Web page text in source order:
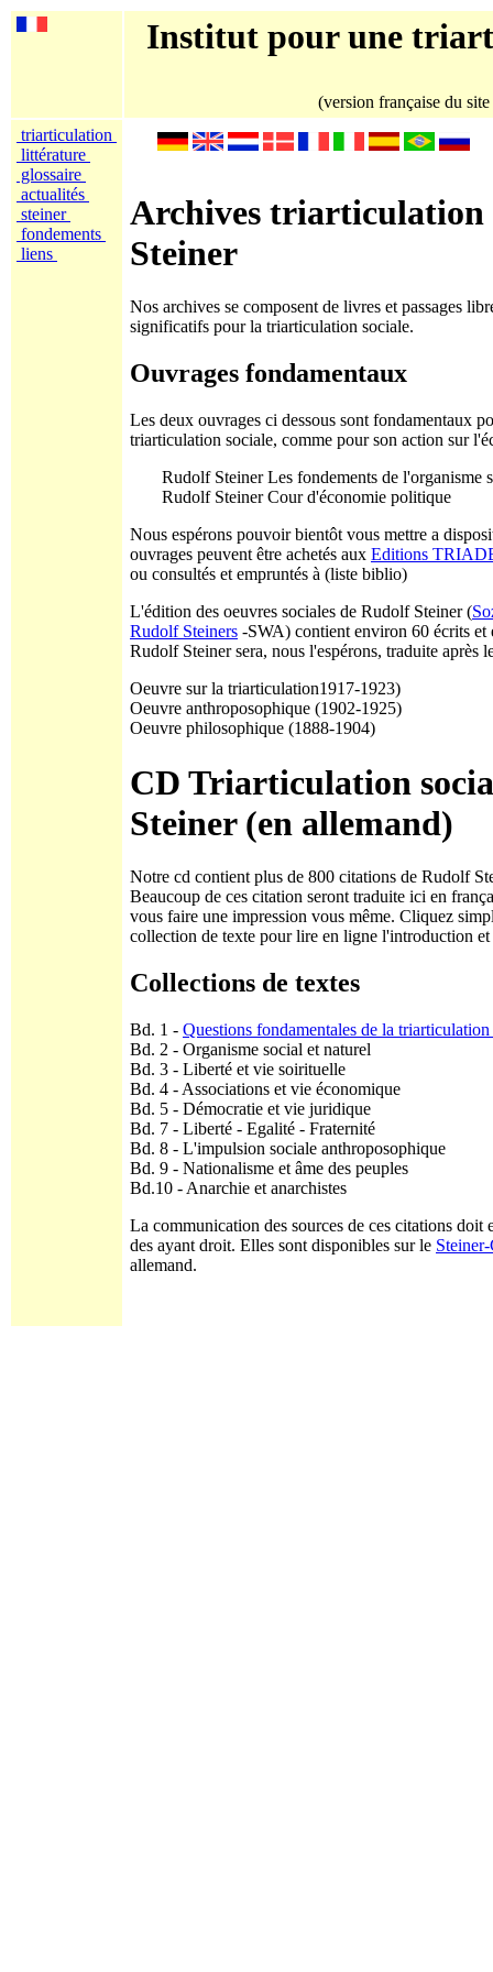
Institut pour une
(version française du
triarticulation
littérature
glossaire
actualités
steiner
fondements
liens
Archives triarticulation
Steiner
Nos archives se composent de livres et passages
significatifs pour la triarticulation sociale.
Ouvrages fondamentaux
Les deux ouvrages ci dessous sont fondamentaux
triarticulation sociale, comme pour son action sur
Rudolf Steiner Les fondements de l'organisme
Rudolf Steiner Cour d'économie politique
Nous espérons pouvoir bientôt vous mettre a
ouvrages peuvent être achetés aux Editions
ou consultés et empruntés à (liste biblio)
L'édition des oeuvres sociales de Rudolf Steiner (
Rudolf Steiners -SWA) contient environ 60 écrits
Rudolf Steiner sera, nous l'espérons, traduite après
Oeuvre sur la triarticulation1917-1923)
Oeuvre anthroposophique (1902-1925)
Oeuvre philosophique (1888-1904)
CD Triarticulation
Steiner (en allemand)
Notre cd contient plus de 800 citations de Rudolf
Beaucoup de ces citation seront traduite ici en
vous faire une impression vous même. Cliquez
collection de texte pour lire en ligne l'introduction
Collections de textes
Bd. 1 - Questions fondamentales de la triarticulation
Bd. 2 - Organisme social et naturel
Bd. 3 - Liberté et vie soirituelle
Bd. 4 - Associations et vie économique
Bd. 5 - Démocratie et vie juridique
Bd. 7 - Liberté - Egalité - Fraternité
Bd. 8 - L'impulsion sociale anthroposophique
Bd. 9 - Nationalisme et âme des peuples
Bd.10 - Anarchie et anarchistes
La communication des sources de ces citations doit
des ayant droit. Elles sont disponibles sur le
allemand.